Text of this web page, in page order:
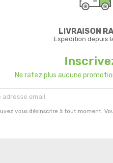
LIVRAISON
Expédition depuis
Ne ratez plus aucune
vous désinscrire à tout moment.